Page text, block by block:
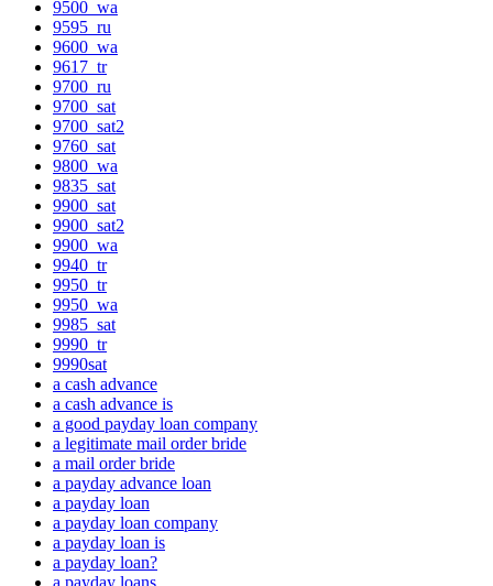
9500_wa
9595_ru
9600_wa
9617_tr
9700_ru
9700_sat
9700_sat2
9760_sat
9800_wa
9835_sat
9900_sat
9900_sat2
9900_wa
9940_tr
9950_tr
9950_wa
9985_sat
9990_tr
9990sat
a cash advance
a cash advance is
a good payday loan company
a legitimate mail order bride
a mail order bride
a payday advance loan
a payday loan
a payday loan company
a payday loan is
a payday loan?